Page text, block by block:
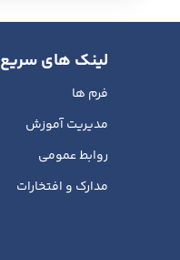
لینک های سریع
فرم ها
مدیریت آموزش
روابط عمومی
مدارک و افتخارات